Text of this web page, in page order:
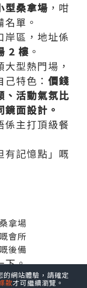
型桑拿場 ，咁
單。
岸區，地址係
2 樓 。
型熱門場，
特色： 價錢
、活動氣氛比
面設計。
係主打頂級餐
有記憶點」嘅
拿場
會所
後備
下。
網站體驗，請確定
款才可繼續瀏覽。